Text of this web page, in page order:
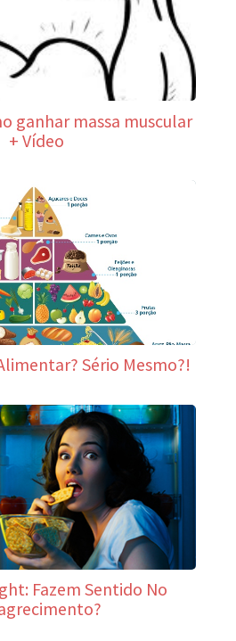
ganhar massa muscular
+ Vídeo
Sério Mesmo?!
Fazem Sentido No